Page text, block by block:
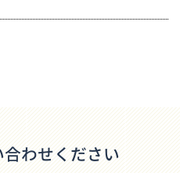
わせください